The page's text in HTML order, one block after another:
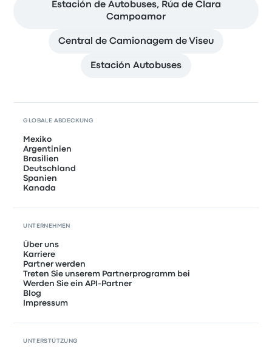
Estación de Autobuses, Rúa de Clara
Campoamor
Central de Camionagem de Viseu
Estación Autobuses
GLOBALE ABDECKUNG
Mexiko
Argentinien
Brasilien
Deutschland
Spanien
Kanada
UNTERNEHMEN
Über uns
Karriere
Partner werden
Treten Sie unserem Partnerprogramm bei
Werden Sie ein API-Partner
Blog
Impressum
UNTERSTÜTZUNG